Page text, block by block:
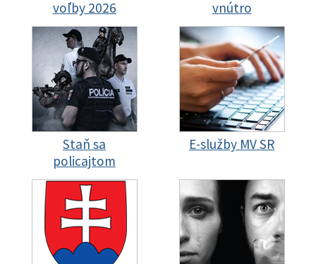
voľby 2026 vnútro
Staň sa
policajtom
E-služby MV SR